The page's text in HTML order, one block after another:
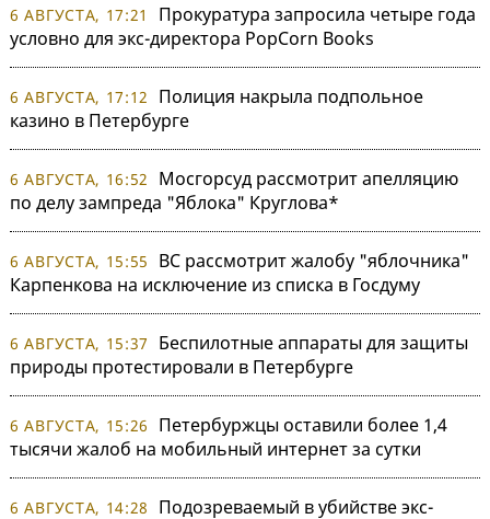
6 АВГУСТА, 17:21
Прокуратура запросила четыре года
условно для экс-директора PopCorn Books
6 АВГУСТА, 17:12
Полиция накрыла подпольное
казино в Петербурге
6 АВГУСТА, 16:52
Мосгорсуд рассмотрит апелляцию
по делу зампреда "Яблока" Круглова*
6 АВГУСТА, 15:55
ВС рассмотрит жалобу "яблочника"
Карпенкова на исключение из списка в Госдуму
6 АВГУСТА, 15:37
Беспилотные аппараты для защиты
природы протестировали в Петербурге
6 АВГУСТА, 15:26
Петербуржцы оставили более 1,4
тысячи жалоб на мобильный интернет за сутки
6 АВГУСТА, 14:28
Подозреваемый в убийстве экс-